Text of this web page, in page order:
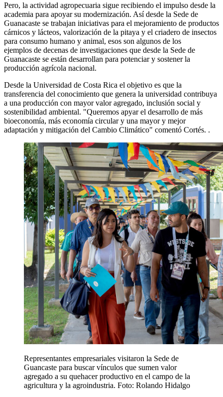
Pero, la actividad agropecuaria sigue recibiendo el impulso desde la
academia para apoyar su modernización. Así desde la Sede de
Guanacaste se trabajan iniciativas para el mejoramiento de productos
cárnicos y lácteos, valorización de la pitaya y el criadero de insectos
para consumo humano y animal, esos son algunos de los
ejemplos de decenas de investigaciones que desde la Sede de
Guanacaste se están desarrollan para potenciar y sostener la
producción agrícola nacional.
Desde la Universidad de Costa Rica el objetivo es que la
transferencia del conocimiento que genera la universidad contribuya
a una producción con mayor valor agregado, inclusión social y
sostenibilidad ambiental. "Queremos apyar el desarrollo de más
bioeconomía, más economía circular y una mayor y mejor
adaptación y mitigación del Cambio Climático" comentó Cortés. .
Representantes empresariales visitaron la Sede de
Guancaste para buscar vínculos que sumen valor
agregado a su quehacer productivo en el campo de la
agricultura y la agroindustria. Foto: Rolando Hidalgo